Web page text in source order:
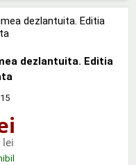
dezlantuita. Editia
lei